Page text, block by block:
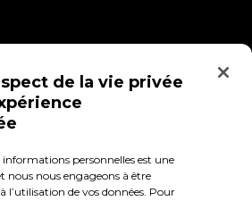
d'utilisation Accès employés
de la vie privée
personnelles est une
nous nous engageons à être
l’utilisation de vos données. Pour